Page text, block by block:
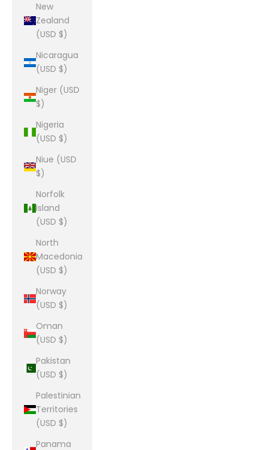
New
Zealand
(USD $)
Nicaragua
(USD $)
Niger (USD
$)
Nigeria
(USD $)
Niue (USD
$)
Norfolk
Island
(USD $)
North
Macedonia
(USD $)
Norway
(USD $)
Oman
(USD $)
Pakistan
(USD $)
Palestinian
Territories
(USD $)
Panama